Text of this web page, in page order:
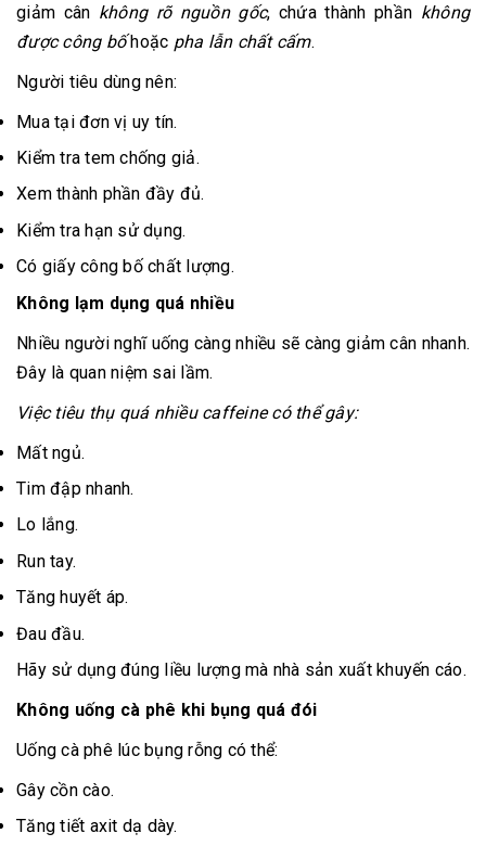
giảm cân không rõ nguồn gốc, chứa thành phần không
được công bốhoặc pha lẫn chất cấm.
Người tiêu dùng nên:
Mua tại đơn vị uy tín.
Kiểm tra tem chống giả.
Xem thành phần đầy đủ.
Kiểm tra hạn sử dụng.
Có giấy công bố chất lượng.
Không lạm dụng quá nhiều
Nhiều người nghĩ uống càng nhiều sẽ càng giảm cân nhanh.
Đây là quan niệm sai lầm.
Việc tiêu thụ quá nhiều caffeine có thể gây:
Mất ngủ.
Tim đập nhanh.
Lo lắng.
Run tay.
Tăng huyết áp.
Đau đầu.
Hãy sử dụng đúng liều lượng mà nhà sản xuất khuyến cáo.
Không uống cà phê khi bụng quá đói
Uống cà phê lúc bụng rỗng có thể:
Gây cồn cào.
Tăng tiết axit dạ dày.